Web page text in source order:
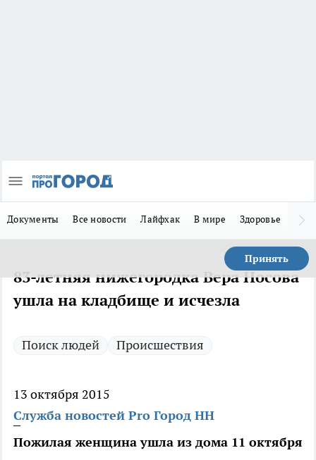
Документы Все новости Лайфхак В мире Здоровье
Принять
83-летняя нижегородка Вера Носова
ушла на кладбище и исчезла
Поиск людей Происшествия
13 октября 2015
Служба новостей Pro Город НН
Пожилая женщина ушла из дома 11 октября